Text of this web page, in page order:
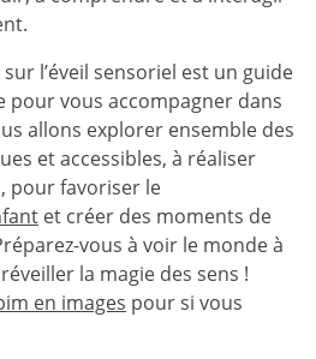
l’éveil sensoriel est un guide
vous accompagner dans
allons explorer ensemble des
et accessibles, à réaliser
pour favoriser le
et créer des moments de
vous à voir le monde à
la magie des sens !
en images pour si vous